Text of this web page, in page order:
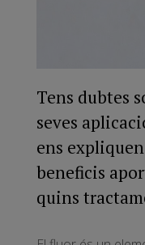
Tens dubtes
seves
ens
beneficis
quins